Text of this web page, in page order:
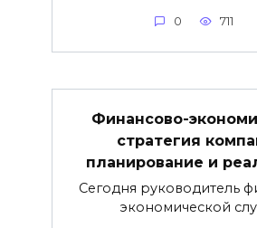
0 711
Финансово-
стратегия
планирование и
Сегодня руководитель
экономической